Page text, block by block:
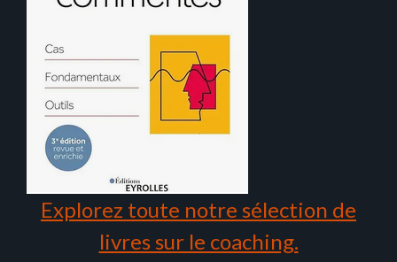
Explorez toute notre sélection de
livres sur le coaching.